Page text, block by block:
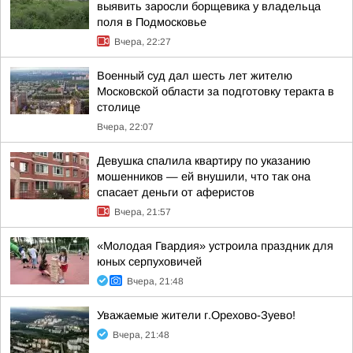
выявить заросли борщевика у владельца
поля в Подмосковье
Вчера, 22:27
Военный суд дал шесть лет жителю
Московской области за подготовку теракта в
столице
Вчера, 22:07
Девушка спалила квартиру по указанию
мошенников — ей внушили, что так она
спасает деньги от аферистов
Вчера, 21:57
«Молодая Гвардия» устроила праздник для
юных серпуховичей
Вчера, 21:48
Уважаемые жители г.Орехово-Зуево!
Вчера, 21:48